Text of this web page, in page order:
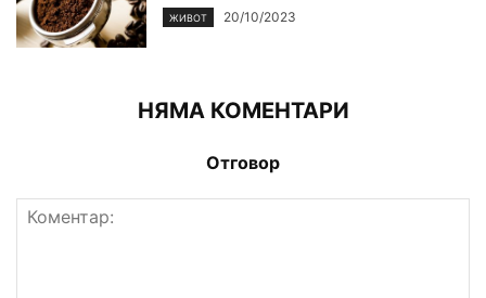
ЖИВОТ 20/10/2023
НЯМА КОМЕНТАРИ
Отговор